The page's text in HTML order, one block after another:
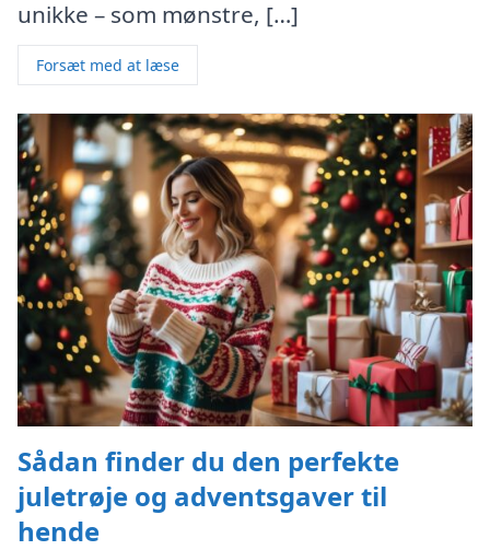
unikke – som mønstre, […]
Forsæt med at læse
Sådan finder du den perfekte
juletrøje og adventsgaver til
hende